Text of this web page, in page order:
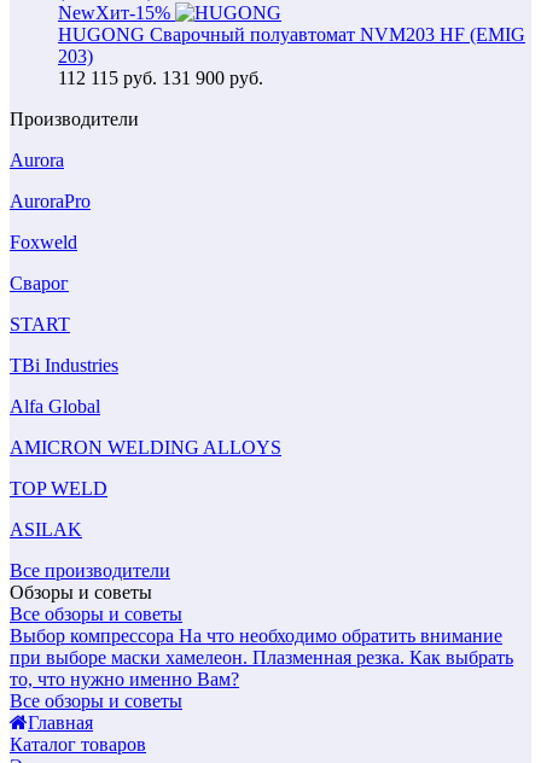
NewХит-15%
HUGONG Сварочный полуавтомат NVM203 HF (EMIG
203)
112 115 руб. 131 900 руб.
Производители
Aurora
AuroraPro
Foxweld
Сварог
START
TBi Industries
Alfa Global
AMICRON WELDING ALLOYS
TOP WELD
ASILAK
Все производители
Обзоры и советы
Все обзоры и советы
Выбор компрессора На что необходимо обратить внимание
при выборе маски хамелеон. Плазменная резка. Как выбрать
то, что нужно именно Вам?
Все обзоры и советы
Главная
Каталог товаров